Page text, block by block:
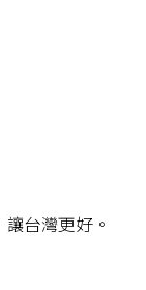
」
台灣更好。